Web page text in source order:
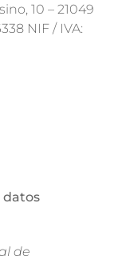
10 – 21049
NIF / IVA:
datos
de